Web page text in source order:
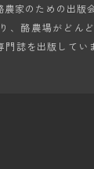
家のための出版
、酪農場がどん
誌を出版してい